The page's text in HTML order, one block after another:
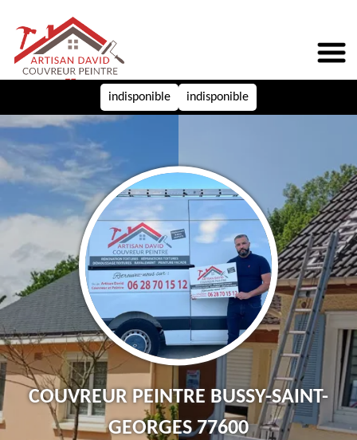
indisponible indisponible
COUVREUR PEINTRE BUSSY-SAINT-
GEORGES 77600